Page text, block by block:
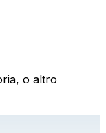
o altro